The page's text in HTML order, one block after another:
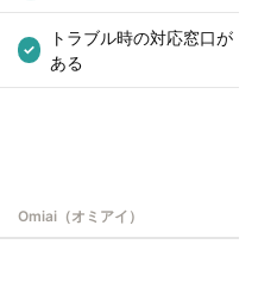
✓
トラブル時の対応窓口が
ある
Omiai（オミアイ）